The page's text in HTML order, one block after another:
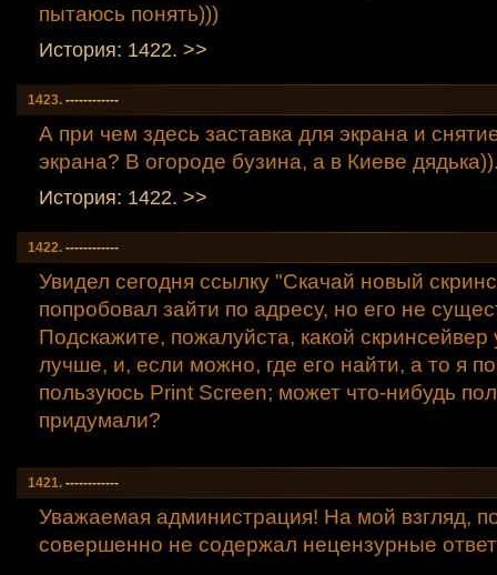
пытаюсь понять)))
История: 1422. >>
1423. ------------
А при чем здесь заставка для экрана и
экрана? В огороде бузина, а в Киеве
История: 1422. >>
1422. ------------
Увидел сегодня ссылку "Скачай новый
попробовал зайти по адресу, но его не
Подскажите, пожалуйста, какой скринсейвер
лучше, и, если можно, где его найти, а то я
пользуюсь Print Screen; может что-нибудь
придумали?
1421. ------------
Уважаемая администрация! На мой взгляд,
совершенно не содержал нецензурные